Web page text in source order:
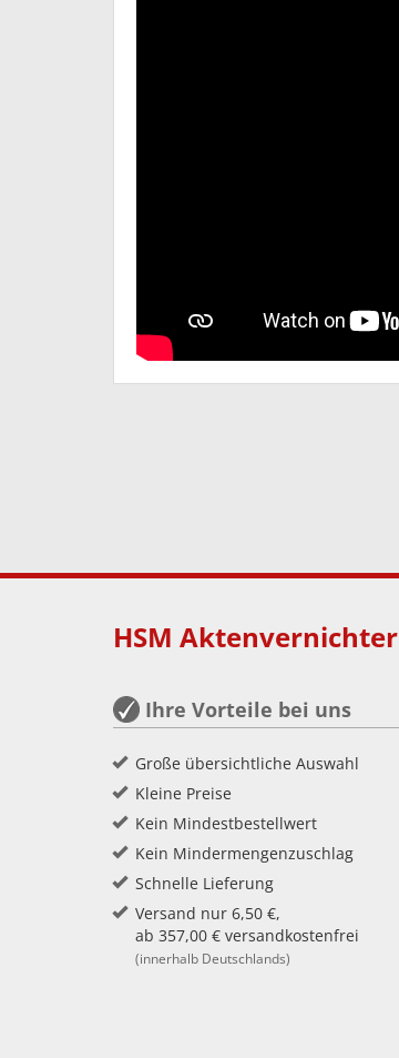
HSM
Ihre Vorteile bei uns
Große übersichtliche Auswahl
Kleine Preise
Kein Mindestbestellwert
Kein Mindermengenzuschlag
Schnelle Lieferung
Versand nur 6,50 €,
ab 357,00 € versandkostenfrei
(innerhalb Deutschlands)